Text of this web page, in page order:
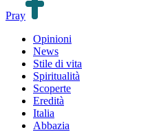
Pray
Opinioni
News
Stile di vita
Spiritualità
Scoperte
Eredità
Italia
Abbazia